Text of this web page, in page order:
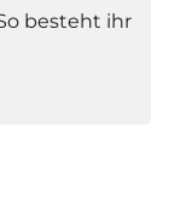
besteht ihr